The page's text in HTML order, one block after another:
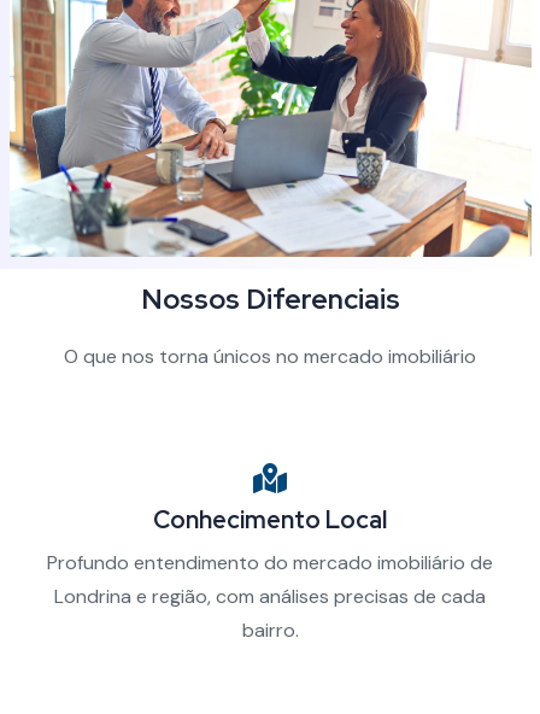
Nossos Diferenciais
O que nos torna únicos no mercado imobiliário
Conhecimento Local
Profundo entendimento do mercado imobiliário de
Londrina e região, com análises precisas de cada
bairro.